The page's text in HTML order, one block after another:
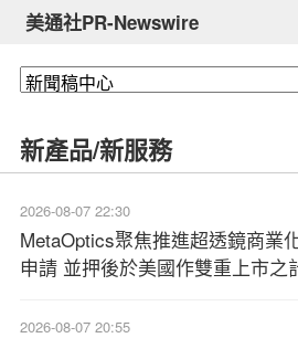
美通社PR-Newswire
新產品/新服務
2026-08-07 22:30
MetaOptics聚焦推進超透鏡商業
申請 並押後於美國作雙重上市之
2026-08-07 20:55